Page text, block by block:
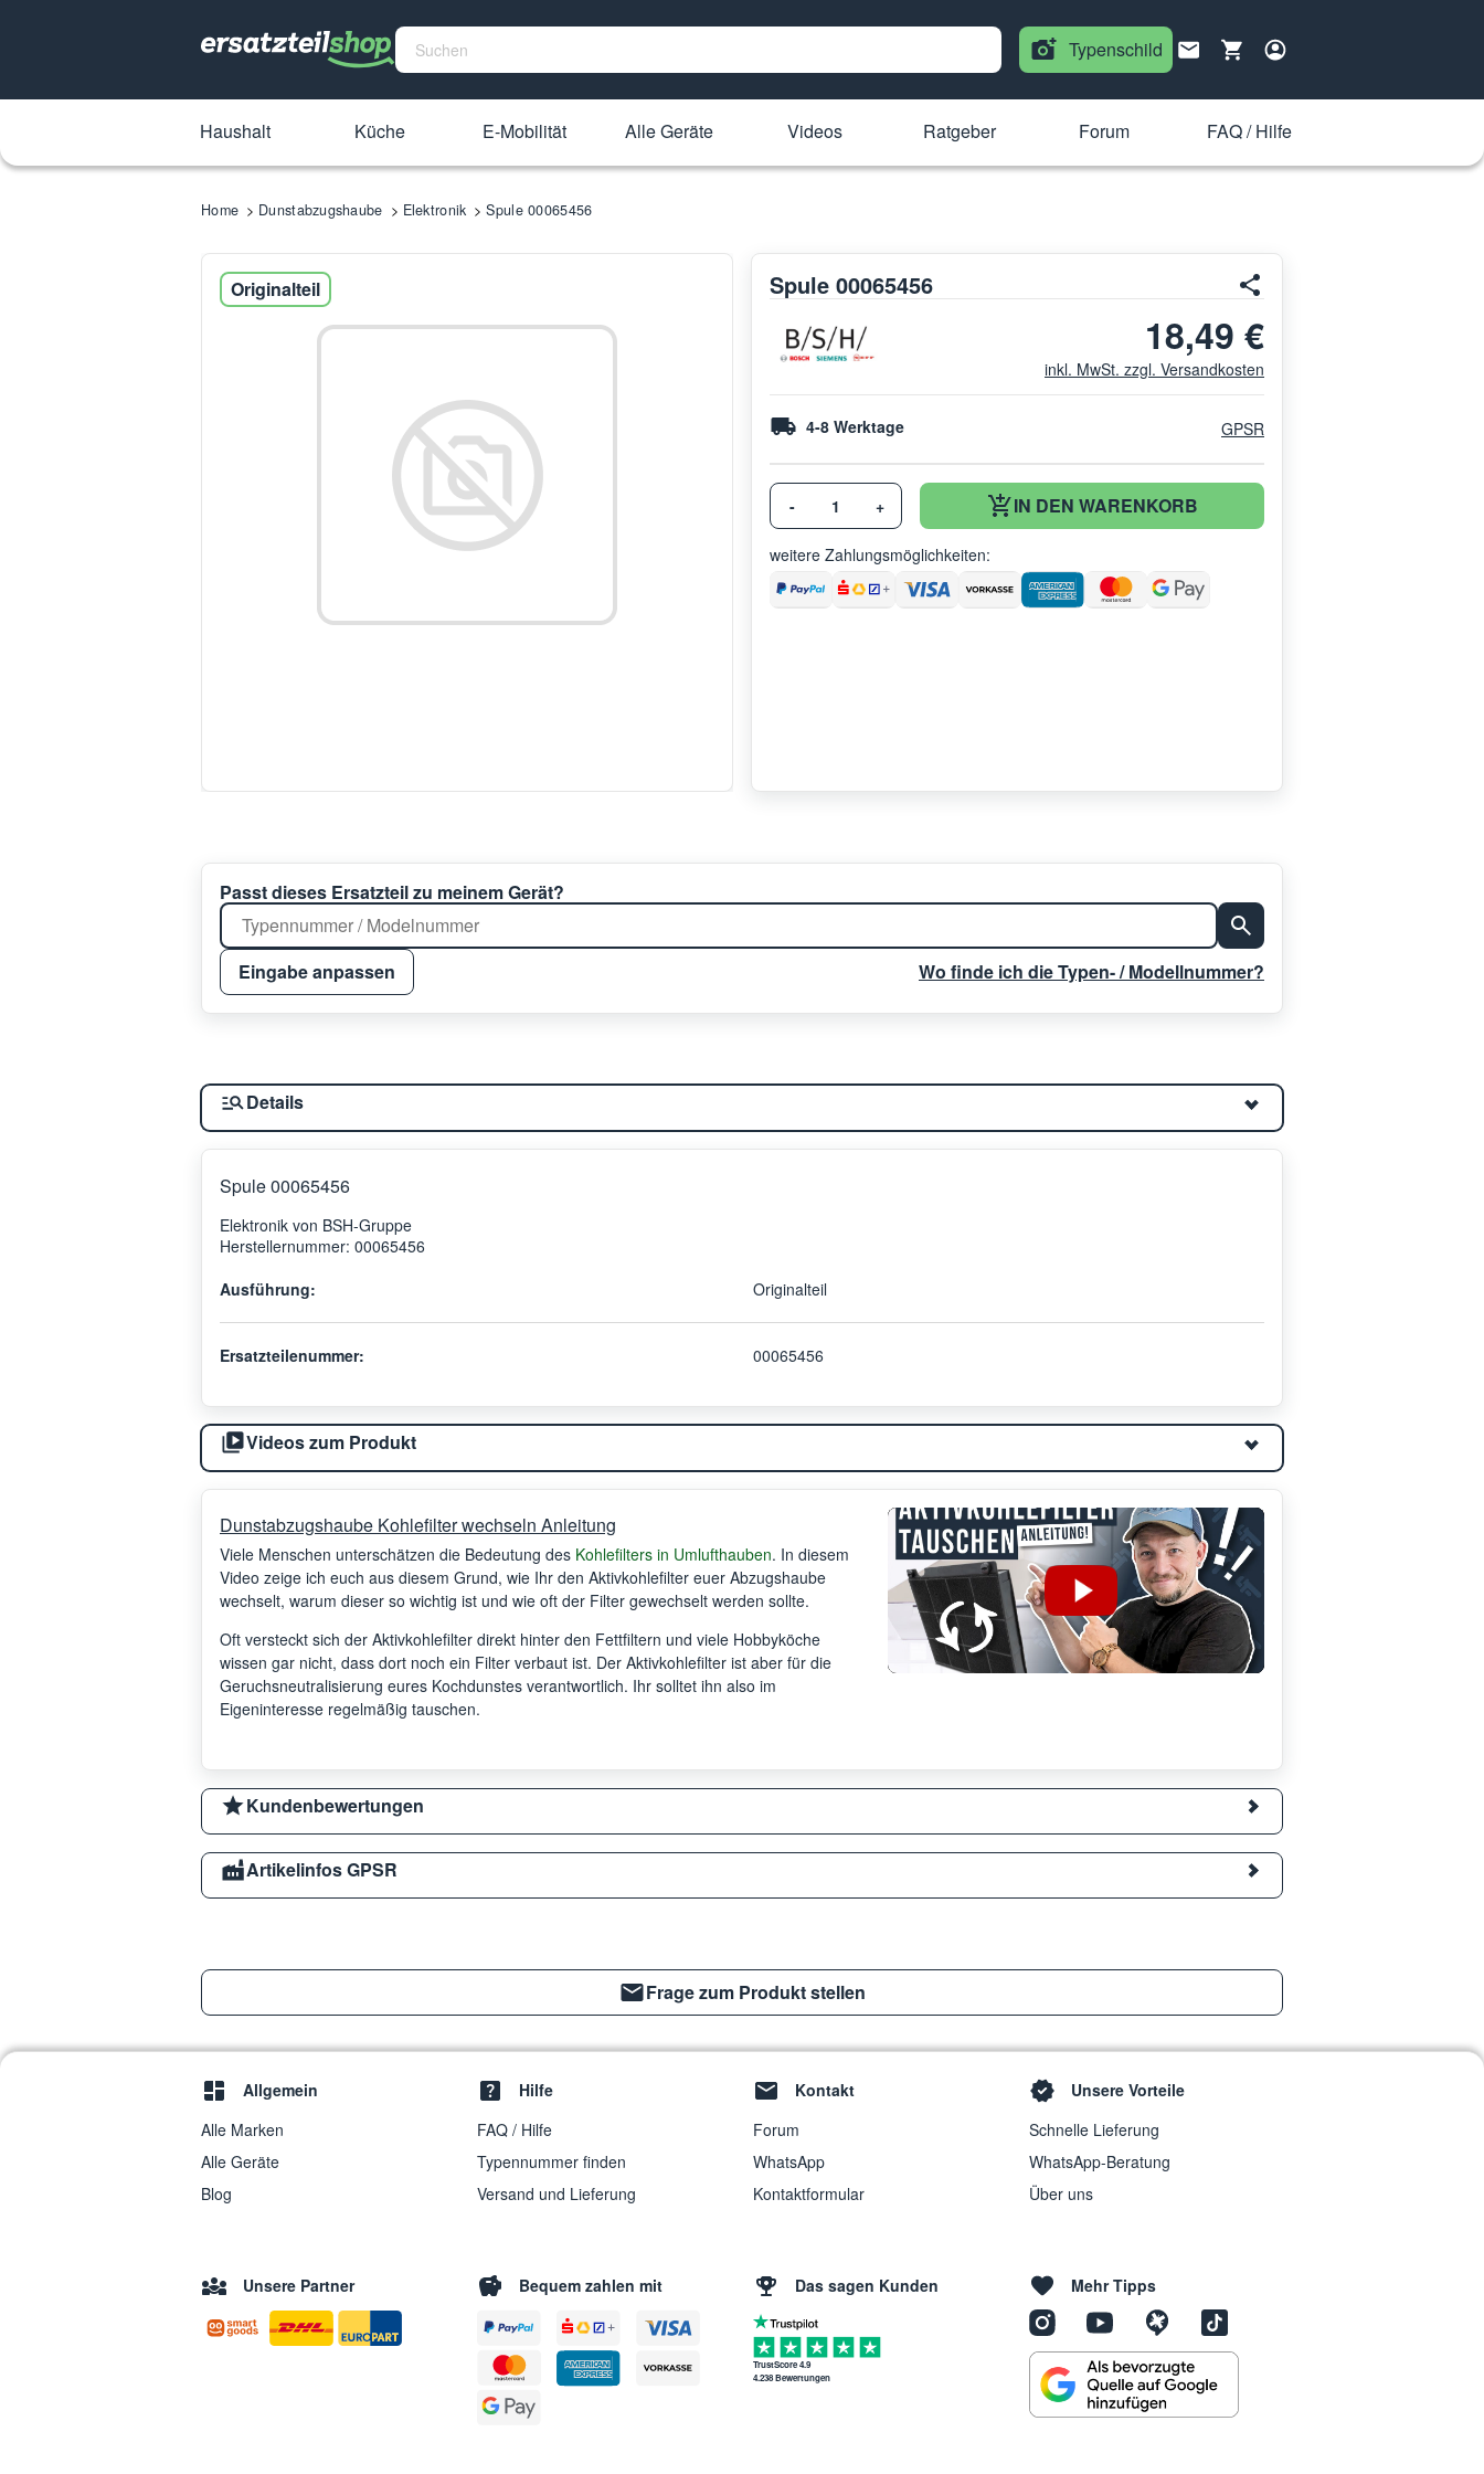
Typenschild
Haushalt Küche E-Mobilität Alle Geräte Videos Ratgeber Forum FAQ / Hilfe
Home Dunstabzugshaube Elektronik Spule 00065456
Originalteil Spule 00065456
18,49 €
inkl. MwSt. zzgl. Versandkosten
4-8 Werktage GPSR
- + IN DEN WARENKORB
weitere Zahlungsmöglichkeiten:
Passt dieses Ersatzteil zu meinem Gerät?
Eingabe anpassen Wo finde ich die Typen- / Modellnummer?
Details
Spule 00065456
Elektronik von BSH-Gruppe
Herstellernummer: 00065456
Ausführung:
Originalteil
Ersatzteilenummer: 00065456
Videos zum Produkt
Dunstabzugshaube Kohlefilter wechseln Anleitung
Viele Menschen unterschätzen die Bedeutung des Kohlefilters in Umlufthauben. In diesem
Video zeige ich euch aus diesem Grund, wie Ihr den Aktivkohlefilter euer Abzugshaube
wechselt, warum dieser so wichtig ist und wie oft der Filter gewechselt werden sollte.
Oft versteckt sich der Aktivkohlefilter direkt hinter den Fettfiltern und viele Hobbyköche
wissen gar nicht, dass dort noch ein Filter verbaut ist. Der Aktivkohlefilter ist aber für die
Geruchsneutralisierung eures Kochdunstes verantwortlich. Ihr solltet ihn also im
Eigeninteresse regelmäßig tauschen.
Kundenbewertungen
Artikelinfos GPSR
Frage zum Produkt stellen
Allgemein
Alle Marken
Alle Geräte
Blog
Hilfe
FAQ / Hilfe
Typennummer finden
Versand und Lieferung
Kontakt
Forum
WhatsApp
Kontaktformular
Unsere Vorteile
Schnelle Lieferung
WhatsApp-Beratung
Über uns
Unsere Partner Bequem zahlen mit Das sagen Kunden
TrustScore 4.9
4.238 Bewertungen
Mehr Tipps